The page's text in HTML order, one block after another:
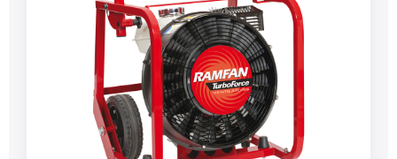
Reifengeschweißter Stahlrohrrahmen im Off-
Road-Designsicherer Stand auf
Gummifüßenstufenlose
Geschwindigkeitsregelungstartet an 2 kW-
Generator durch
AnlaufstrombegrenzungLuftleistung zertifiziert
nach AMCAausgerüstet mit PowerStream
LuftbündelungDaten:Rotor Ø: 46 cmLuftleistung
nach AMCA: 22.702 m³/hLuftleistung nach
Injektorprinzip: 32.460 m³/hGeräusch (3 m): 91